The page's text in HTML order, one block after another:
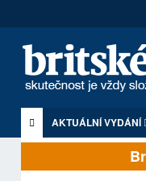
AKTUÁLNÍ VYDÁNÍ